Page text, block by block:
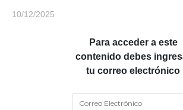
10/12/2025
Para acceder a este
contenido debes
tu correo electrónico